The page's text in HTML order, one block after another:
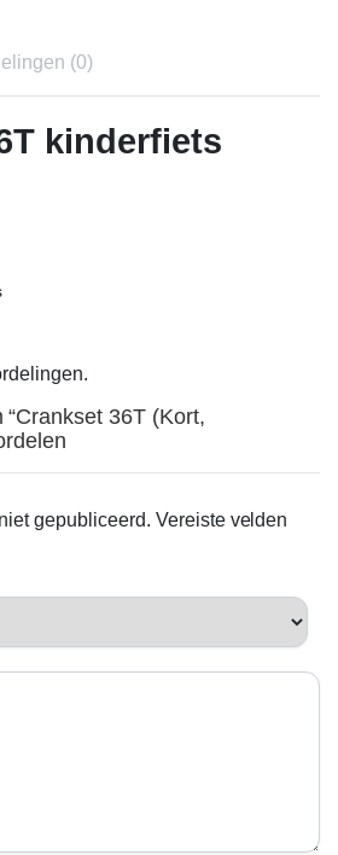
(0)
kinderfiets
36T (Kort,
gepubliceerd. Vereiste velden